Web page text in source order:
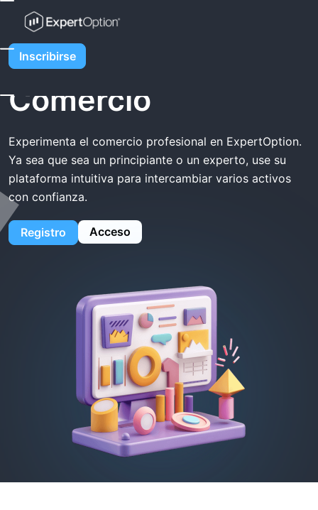
Inscribirse
Inicio ExpertOption Comercio
ExpertOption
Comercio
Experimenta el comercio profesional en ExpertOption.
Ya sea que sea un principiante o un experto, use su
plataforma intuitiva para intercambiar varios activos
con confianza.
Registro Acceso